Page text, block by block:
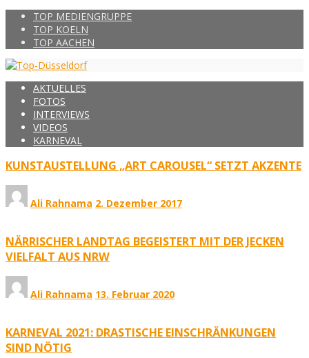
TOP MEDIENGRUPPE
TOP KOELN
TOP AACHEN
AKTUELLES
FOTOS
INTERVIEWS
VIDEOS
KARNEVAL
KUNSTAUSTELLUNG „ART CAROUSEL“ SETZT AKZENTE
Ali Rahnama 2. Dezember 2017
NÄRRISCHER LANDTAG BEGEISTERT MIT DER JECKEN
VIELFALT AUS NRW
Ali Rahnama 13. Februar 2020
KARNEVAL 2021: DRASTISCHE EINSCHRÄNKUNGEN
SIND NÖTIG